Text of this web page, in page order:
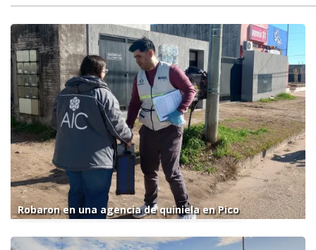
Robaron en una agencia de quiniela en Pico